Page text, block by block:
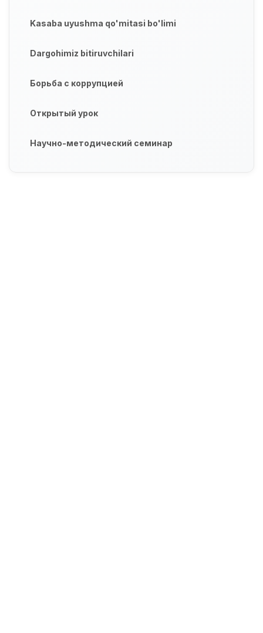
Kasaba uyushma qo'mitasi bo'limi
Dargohimiz bitiruvchilari
Борьба с коррупцией
Открытый урок
Научно-методический семинар